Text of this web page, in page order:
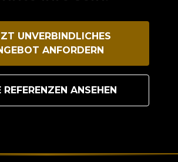
UNVERBINDLICHES
ANFORDERN
REFERENZEN ANSEHEN